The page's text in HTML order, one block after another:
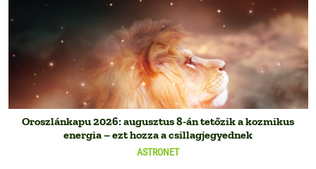
ASTRONET
Oroszlánkapu 2026: augusztus 8-án tetőzik a kozmikus
energia – ezt hozza a csillagjegyednek